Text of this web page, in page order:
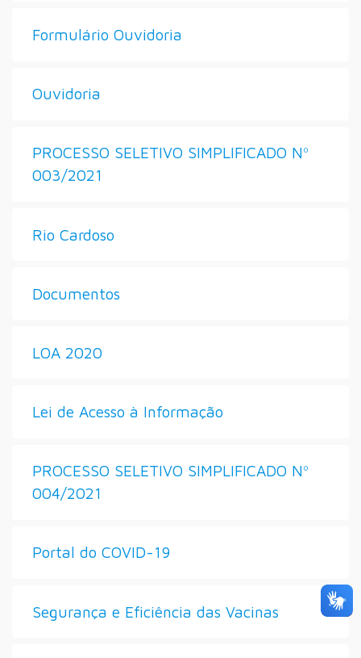
Formulário Ouvidoria
Ouvidoria
PROCESSO SELETIVO SIMPLIFICADO Nº
003/2021
Rio Cardoso
Documentos
LOA 2020
Lei de Acesso à Informação
PROCESSO SELETIVO SIMPLIFICADO Nº
004/2021
Portal do COVID-19
Segurança e Eficiência das Vacinas